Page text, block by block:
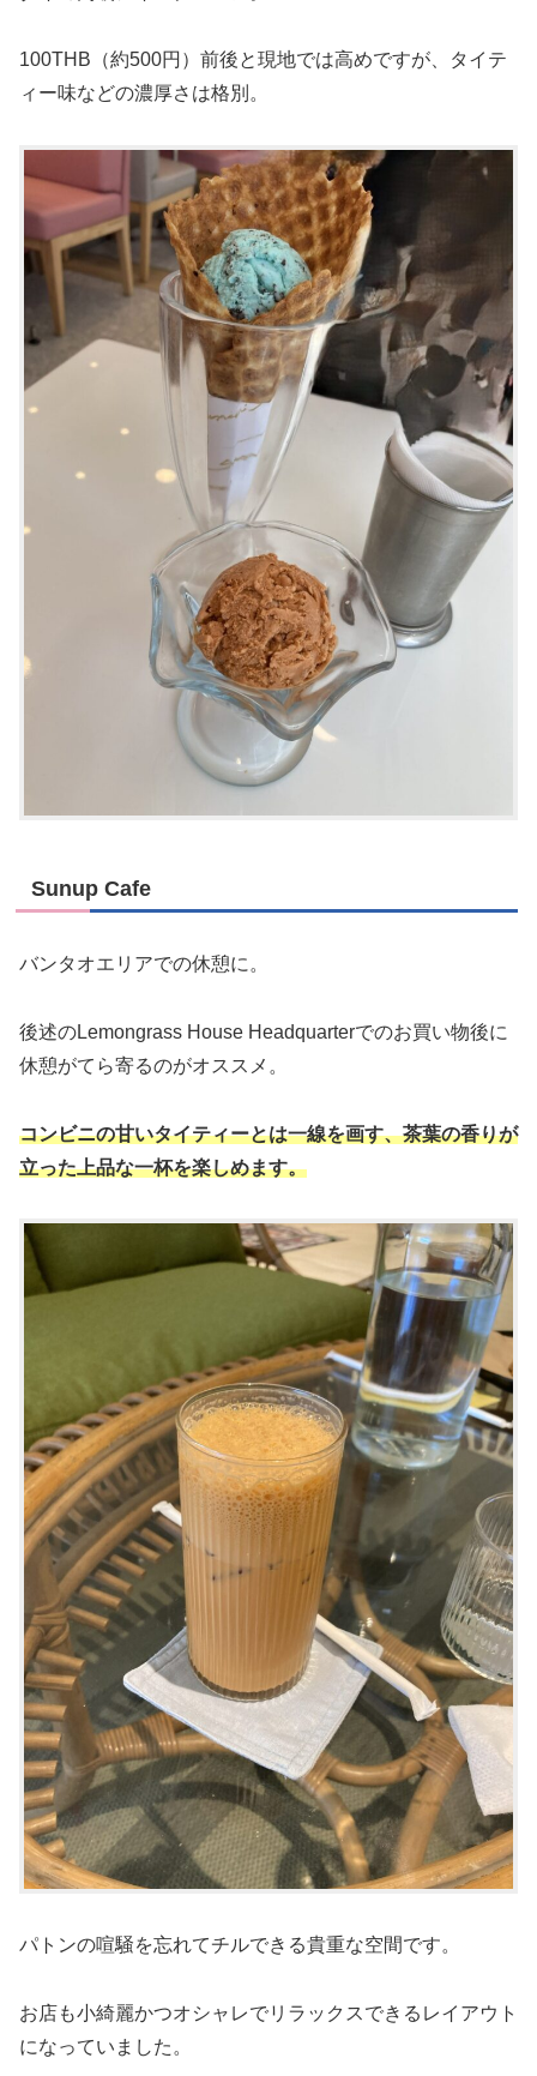
100THB（約500円）前後と現地では高めですが、タイテ
ィー味などの濃厚さは格別。
Sunup Cafe
バンタオエリアでの休憩に。
後述のLemongrass House Headquarterでのお買い物後に
休憩がてら寄るのがオススメ。
コンビニの甘いタイティーとは一線を画す、茶葉の香りが
立った上品な一杯を楽しめます。
パトンの喧騒を忘れてチルできる貴重な空間です。
お店も小綺麗かつオシャレでリラックスできるレイアウト
になっていました。